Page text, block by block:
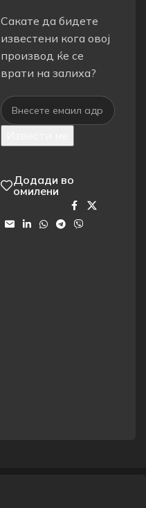
Сакате да бидете
известени кога овој
производ ќе се
врати на залиха?
Додади во
омилени